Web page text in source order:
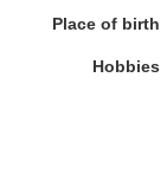
Place of birth
Hobbies